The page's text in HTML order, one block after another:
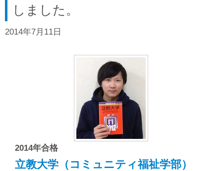
しました。
2014年7月11日
2014年合格
立教大学（コミュニティ福祉学部）